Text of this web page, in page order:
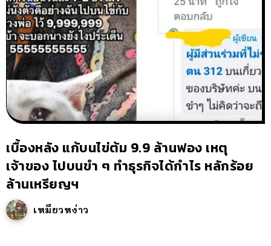
เบื้องหลัง แก้บนไข่ต้ม 9.9 ล้านฟอง เหตุ
เจ้าของ ไปบนขำ ๆ ทำธุรกิจได้กำไร หลักร้อย
ล้านเหรียญฯ
เหมียวหง่าว